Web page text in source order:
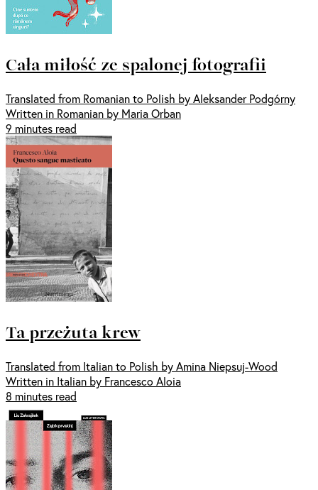
Cała miłość ze spalonej fotografii
Translated from Romanian to Polish by Aleksander Podgórny
Written in Romanian by Maria Orban
9 minutes read
Ta przeżuta krew
Translated from Italian to Polish by Amina Niepsuj-Wood
Written in Italian by Francesco Aloia
8 minutes read